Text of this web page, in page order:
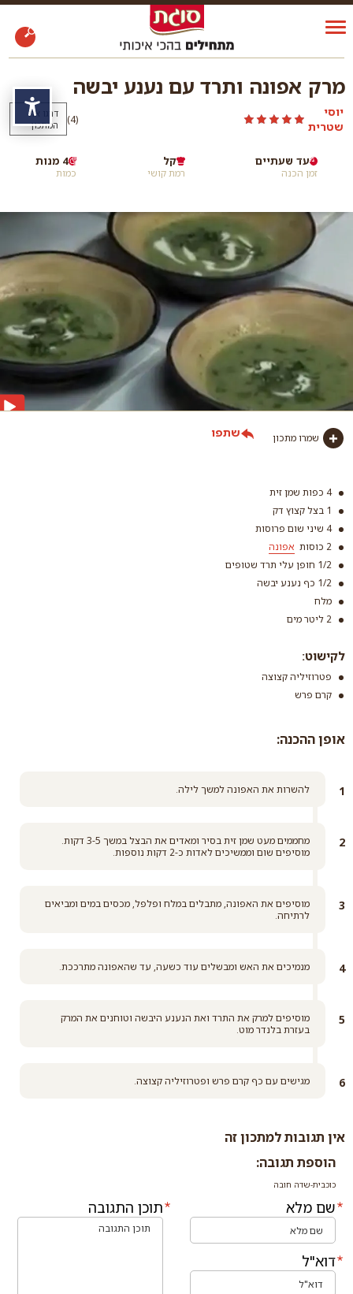
מרק אפונה ותרד עם נענע יבשה
יוסי
שטרית
(4
)
דרגו את
המתכון
זמן הכנה
עד שעתיים
רמת קושי
קל
כמות
4 מנות
שמרו מתכון שתפו
4 כפות שמן זית
1 בצל קצוץ דק
4 שיני שום פרוסות
2 כוסות
אפונה
1/2 חופן עלי תרד שטופים
1/2 כף נענע יבשה
מלח
2 ליטר מים
לקישוט:
פטרוזיליה קצוצה
קרם פרש
אופן ההכנה:
להשרות את האפונה למשך לילה.
מחממים מעט שמן זית בסיר ומאדים את הבצל במשך 3-5 דקות.
מוסיפים שום וממשיכים לאדות כ-2 דקות נוספות.
מוסיפים את האפונה, מתבלים במלח ופלפל, מכסים במים ומביאים
לרתיחה.
מנמיכים את האש ומבשלים עוד כשעה, עד שהאפונה מתרככת.
מוסיפים למרק את התרד ואת הנענע היבשה וטוחנים את המרק
בעזרת בלנדר מוט.
מגישים עם כף קרם פרש ופטרוזיליה קצוצה.
אין תגובות למתכון זה
הוספת תגובה:
כוכבית-שדה חובה
שם מלא
דוא"ל
תוכן התגובה